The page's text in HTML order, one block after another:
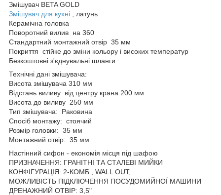
Змішувач BETA GOLD
Змішувач для кухні , латунь
Керамічна головка
Поворотний вилив на 360
Стандартний монтажний отвір 35 мм
Покриття стійке до зміни кольору і високих температур
Безкоштовні з'єднувальні шланги
Технічні дані змішувача:
Висота змішувача 310 мм
Відстань виливу від центру крана 200 мм
Висота до виливу 250 мм
Тип змішувача: Раковина
Спосіб монтажу: стоячий
Розмір головки: 35 мм
Монтажний отвір: 35 мм
Настінний сифон - економія місця під шафою
ПРИЗНАЧЕННЯ: ГРАНІТНІ ТА СТАЛЕВІ МИЙКИ
КОНФІГУРАЦІЯ: 2-КОМБ., WALL OUT,
МОЖЛИВІСТЬ ПІДКЛЮЧЕННЯ ПОСУДОМИЙНОЇ МАШИНИ
ДРЕНАЖНИЙ ОТВІР: 3,5"